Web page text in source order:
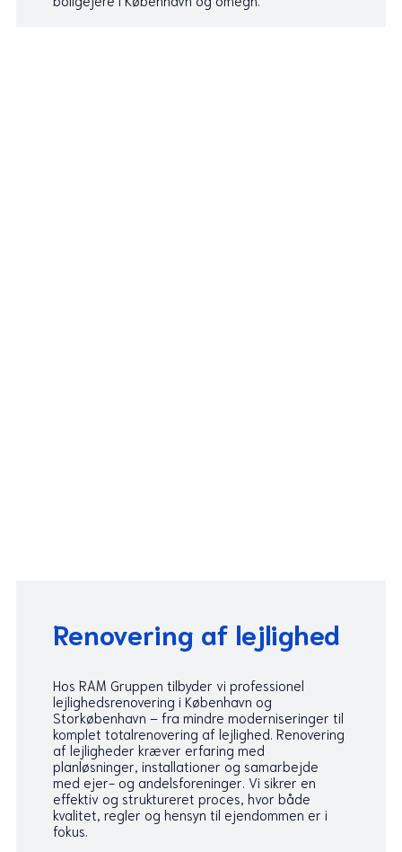
Renovering af lejlighed
Hos RAM Gruppen tilbyder vi professionel
lejlighedsrenovering i København og
Storkøbenhavn – fra mindre moderniseringer til
komplet totalrenovering af lejlighed. Renovering
af lejligheder kræver erfaring med
planløsninger, installationer og samarbejde
med ejer- og andelsforeninger. Vi sikrer en
effektiv og struktureret proces, hvor både
kvalitet, regler og hensyn til ejendommen er i
fokus.